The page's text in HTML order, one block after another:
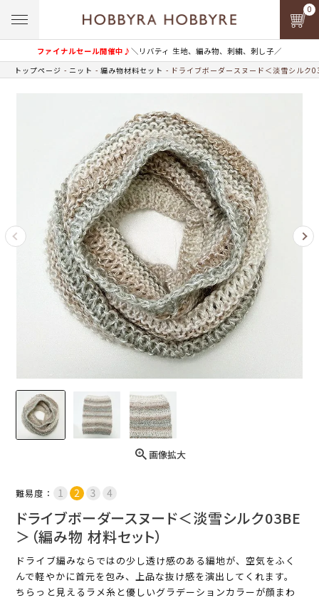
ファイナルセール開催中♪＼リバティ 生地、編み物、刺繍、刺し子／
0
トップページ ニット 編み物材料セット ドライブボーダースヌード＜淡雪シルク
画像拡大
難易度：
ドライブボーダースヌード＜淡雪シルク03BE
＞（編み物 材料セット）
ドライブ編みならではの少し透け感のある編地が、空気をふく
んで軽やかに首元を包み、上品な抜け感を演出してくれます。
ちらっと見えるラメ糸と優しいグラデーションカラーが顔まわ